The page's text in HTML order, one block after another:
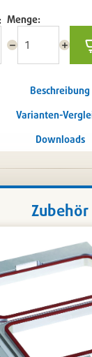
Menge:
Menge
Menge
Beschreibung
Varianten-
Downloads
Zubehör